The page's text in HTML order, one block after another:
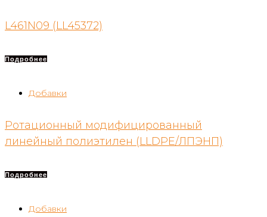
L461N09 (LL45372)
Подробнее
Добавки
Ротационный модифицированный
линейный полиэтилен (LLDPE/ЛПЭНП)
Подробнее
Добавки